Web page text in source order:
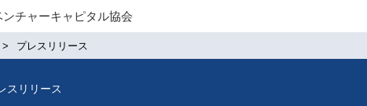
チャーキャピタル協会
プレスリリース
スリリース